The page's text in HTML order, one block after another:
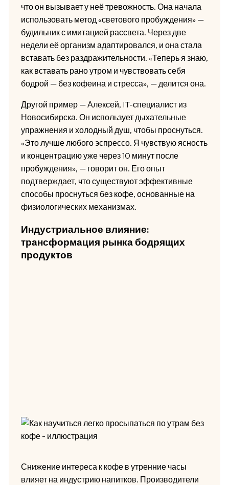
что он вызывает у неё тревожность. Она начала
использовать метод «светового пробуждения» —
будильник с имитацией рассвета. Через две
недели её организм адаптировался, и она стала
вставать без раздражительности. «Теперь я знаю,
как вставать рано утром и чувствовать себя
бодрой — без кофеина и стресса», — делится она.
Другой пример — Алексей, IT-специалист из
Новосибирска. Он использует дыхательные
упражнения и холодный душ, чтобы проснуться.
«Это лучше любого эспрессо. Я чувствую ясность
и концентрацию уже через 10 минут после
пробуждения», — говорит он. Его опыт
подтверждает, что существуют эффективные
способы проснуться без кофе, основанные на
физиологических механизмах.
Индустриальное влияние:
трансформация рынка бодрящих
продуктов
Снижение интереса к кофе в утренние часы
влияет на индустрию напитков. Производители